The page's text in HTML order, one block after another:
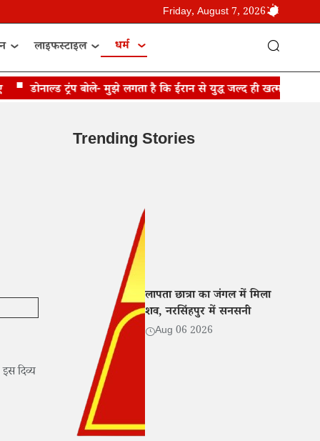
Friday, August 7, 2026
लाइफस्टाइल धर्म
डोनाल्ड ट्रंप बोले- मुझे लगता है कि ईरान से युद्ध जल्द ही खत्म हो जाएगा
दिव्य
Trending Stories
लापता छात्रा का जंगल में मिला
शव, नरसिंहपुर में सनसनी
Aug 06 2026